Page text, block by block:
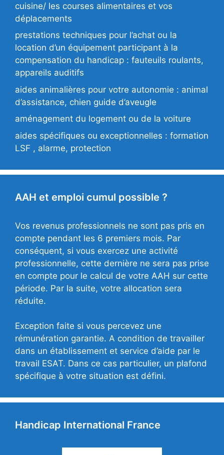
cuisine/ les courses alimentaires et vos
déplacements
prestations techniques pour l’achat ou la
location d’un équipement participant à la
compensation du handicap : fauteuils roulants,
appareils auditifs
aides animalières pour votre autonomie : animal
d’assistance, chien guide d’aveugle
aménagement du logement ou de la voiture
aides spécifiques ou exceptionnelles : formation
LSF , alarme, protection
AAH et emploi cumul possible ?
Vos revenus professionnels ne sont pas pris en
compte pendant les 6 premiers mois. Par
conséquent, si vous exercez une activité
professionnelle, cette dernière ne sera pas prise
en compte pour le calcul de votre AAH sur cette
période. Par la suite, votre allocation sera
réduite.
Exception faite si vous percevez une
rémunération garantie. A condition de travailler
dans un établissement et service d’aide par le
travail ESAT. Dans ce cas particulier, un plafond
spécifique à votre situation est défini.
Handicap International France